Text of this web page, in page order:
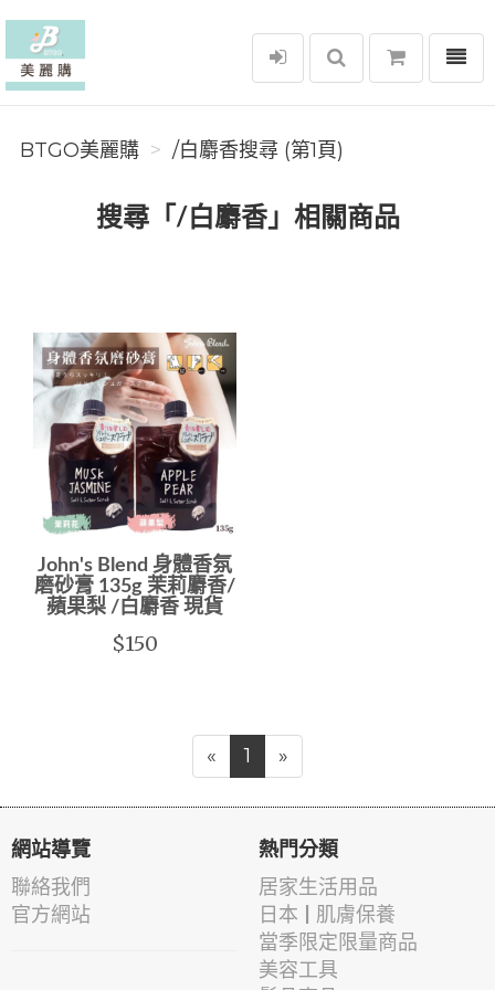
BTGO美麗購
選單
BTGO美麗購 /白麝香搜尋 (第1頁)
搜尋「/白麝香」相關商品
John's Blend 身體香氛
磨砂膏 135g 茉莉麝香/
蘋果梨 /白麝香 現貨
$150
« 1 »
網站導覽
聯絡我們
官方網站
熱門分類
居家生活用品
日本 | 肌膚保養
當季限定限量商品
美容工具